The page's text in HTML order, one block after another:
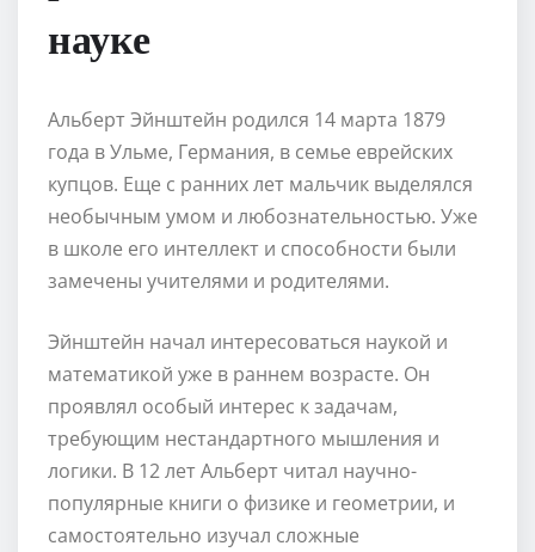
науке
Альберт Эйнштейн родился 14 марта 1879
года в Ульме, Германия, в семье еврейских
купцов. Еще с ранних лет мальчик выделялся
необычным умом и любознательностью. Уже
в школе его интеллект и способности были
замечены учителями и родителями.
Эйнштейн начал интересоваться наукой и
математикой уже в раннем возрасте. Он
проявлял особый интерес к задачам,
требующим нестандартного мышления и
логики. В 12 лет Альберт читал научно-
популярные книги о физике и геометрии, и
самостоятельно изучал сложные